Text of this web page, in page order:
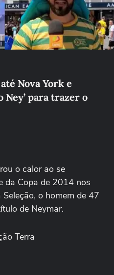
até Nova York e
Ney’ para trazer o
o calor ao se
da Copa de 2014 nos
o homem de 47
de Neymar.
Terra